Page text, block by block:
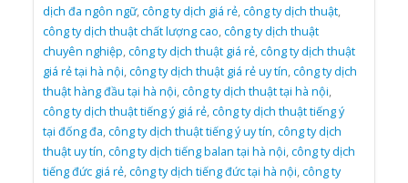
dịch đa ngôn ngữ,công ty dịch giá rẻ,công ty dịch thuật,
công ty dịch thuật chất lượng cao,công ty dịch thuật
chuyên nghiệp,công ty dịch thuật giá rẻ,công ty dịch thuật
giá rẻ tại hà nội,công ty dịch thuật giá rẻ uy tín,công ty dịch
thuật hàng đầu tại hà nội,công ty dịch thuật tại hà nội,
công ty dịch thuật tiếng ý giá rẻ,công ty dịch thuật tiếng ý
tại đống đa,công ty dịch thuật tiếng ý uy tín,công ty dịch
thuật uy tín,công ty dịch tiếng balan tại hà nội,công ty dịch
tiếng đức giá rẻ,công ty dịch tiếng đức tại hà nội,công ty